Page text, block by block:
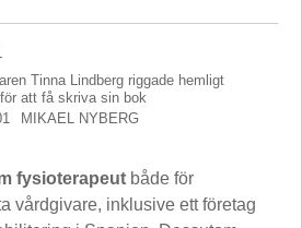
Tinna Lindberg riggade hemligt
att få skriva sin bok
MIKAEL NYBERG
fysioterapeut både för
vårdgivare, inklusive ett företag